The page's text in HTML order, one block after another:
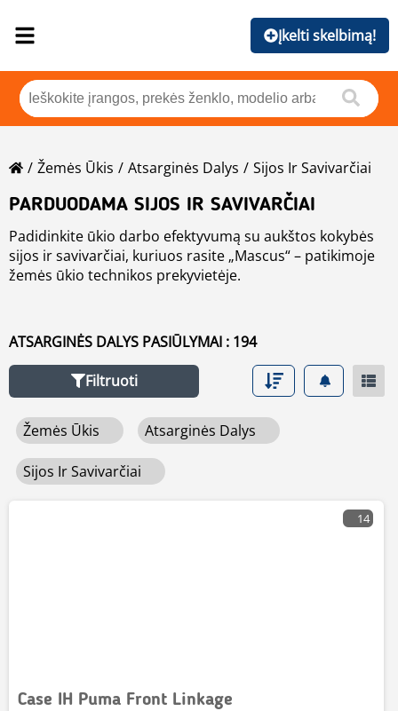
Įkelti skelbimą!
Žemės Ūkis Atsarginės Dalys
Sijos Ir Savivarčiai
PARDUODAMA SIJOS IR SAVIVARČIAI
Padidinkite ūkio darbo efektyvumą su aukštos kokybės
sijos ir savivarčiai, kuriuos rasite „Mascus“ – patikimoje
žemės ūkio technikos prekyvietėje.
tinkantis įvairioms ūkininkavimo reikmėms. „Mascus“
sujungia pirkėjus su patikimais pardavėjais – prekybos
atstovais, nuomos bendrovėmis ir ūkininkais, –
užtikrindama, kad sijos ir savivarčiai atitiktų šiuolaikinio
Rinkitės techniką iš pirmaujančių gamintojų, siūlančių
patvarius ir galingus įrenginius, skirtus sunkiems žemės
ūkio darbams. Naršykite sijos ir savivarčiai skelbimus iš
konkurencingą kainą. Ar atnaujinate savo ūkio technikos
padės greitai ir lengvai rasti tinkamą sijos ir savivarčiai
jūsų žemės ūkio poreikiams.
ATSARGINĖS DALYS PASIŪLYMAI : 194
Filtruoti
Žemės Ūkis Atsarginės Dalys
Sijos Ir Savivarčiai
14
Case IH Puma Front Linkage